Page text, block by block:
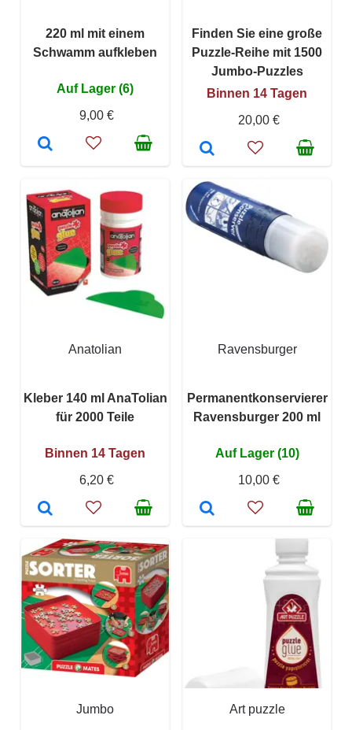
220 ml mit einem
Schwamm aufkleben
Auf Lager (6)
9,00 €
Finden Sie eine große
Puzzle-Reihe mit 1500
Jumbo-Puzzles
Binnen 14 Tagen
20,00 €
Anatolian
Kleber 140 ml AnaTolian
für 2000 Teile
Binnen 14 Tagen
6,20 €
Ravensburger
Permanentkonservierer
Ravensburger 200 ml
Auf Lager (10)
10,00 €
Jumbo Art puzzle